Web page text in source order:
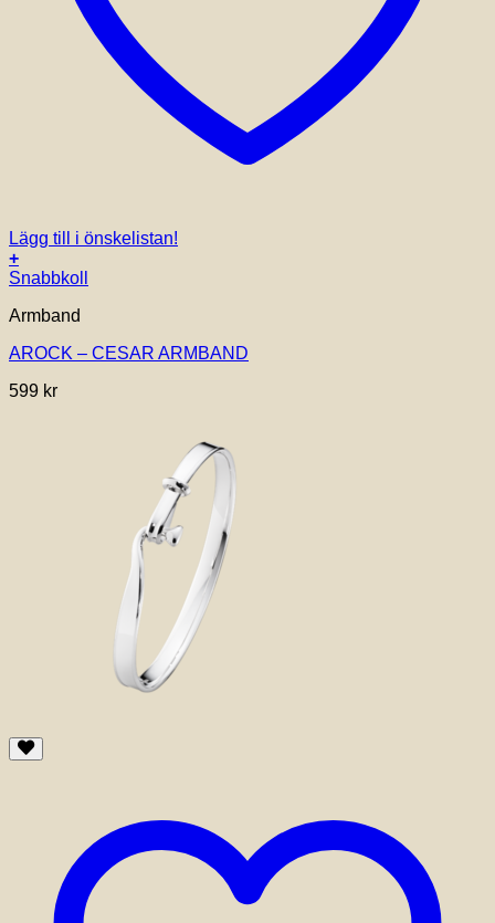
Lägg till i önskelistan!
+
Snabbkoll
Armband
AROCK – CESAR ARMBAND
599 kr